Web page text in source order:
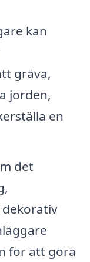
kan
gräva,
jorden,
en
det
för att göra